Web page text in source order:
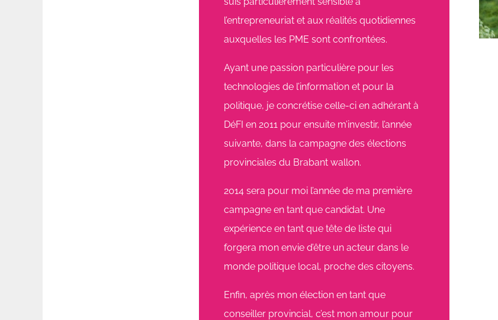
l’entrepreneuriat et aux réalités quotidiennes
auxquelles les PME sont confrontées.
Ayant une passion particulière pour les
technologies de l’information et pour la
politique, je concrétise celle-ci en adhérant à
DéFI en 2011 pour ensuite m’investir, l’année
suivante, dans la campagne des élections
provinciales du Brabant wallon.
2014 sera pour moi l’année de ma première
campagne en tant que candidat. Une
expérience en tant que tête de liste qui
forgera mon envie d’être un acteur dans le
monde politique local, proche des citoyens.
Enfin, après mon élection en tant que
conseiller provincial, c’est mon amour pour